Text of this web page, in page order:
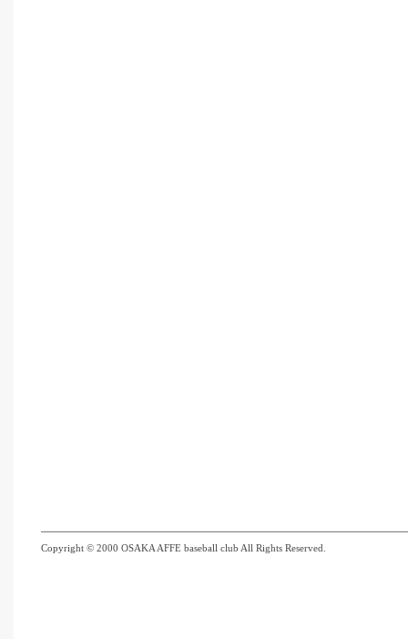
Copyright © 2000 OSAKA AFFE baseball club All Rights Reserved.